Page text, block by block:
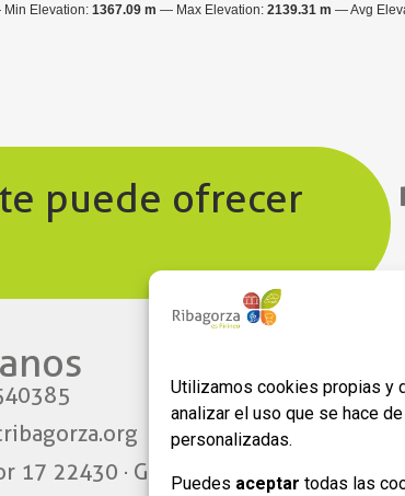
Utilizamos cookies propias y
analizar el uso que se hace
personalizadas.
Puedes aceptar todas las
Min Elevation: 1367.09 m Max Elevation: 2139.31 m Avg
puede ofrecer
17 22430 · Graus
Aviso legal
Política de
Política de